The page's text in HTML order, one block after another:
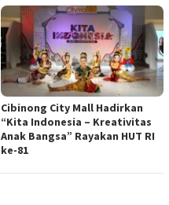
Cibinong City Mall Hadirkan
“Kita Indonesia – Kreativitas
Anak Bangsa” Rayakan HUT RI
ke-81